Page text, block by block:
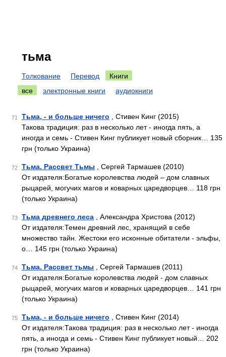
тьма
Толкование Перевод
Книги
все
электронные книги аудиокниги
71 Тьма, - и больше ничего , Стивен Кинг (2015)
Такова традиция: раз в несколько лет - иногда пять, а
иногда и семь - Стивен Кинг публикует новый сборник… 135
грн (только Украина)
72 Тьма. Рассвет Тьмы , Сергей Тармашев (2010)
От издателя:Богатые королевства людей – дом славных
рыцарей, могучих магов и коварных царедворцев… 118 грн
(только Украина)
73 Тьма древнего леса , Александра Христова (2012)
От издателя:Темен древний лес, хранящий в себе
множество тайн. Жестоки его исконные обитатели - эльфы,
о… 145 грн (только Украина)
74 Тьма. Рассвет тьмы , Сергей Тармашев (2011)
От издателя:Богатые королевства людей - дом славных
рыцарей, могучих магов и коварных царедворцев… 141 грн
(только Украина)
75 Тьма, - и больше ничего , Стивен Кинг (2014)
От издателя:Такова традиция: раз в несколько лет - иногда
пять, а иногда и семь - Стивен Кинг публикует новый… 202
грн (только Украина)